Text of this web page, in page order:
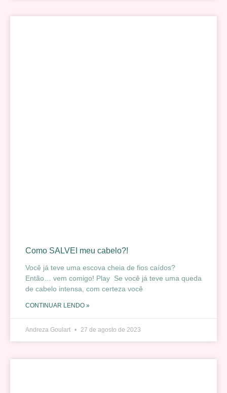
Como SALVEI meu cabelo?!
Você já teve uma escova cheia de fios caídos?
Então… vem comigo! Play Se você já teve uma queda
de cabelo intensa, com certeza você
CONTINUAR LENDO »
Andreza Goulart 27 de agosto de 2023